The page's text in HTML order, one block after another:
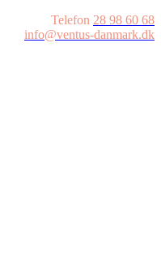
Telefon 28 98 60 68
info@ventus-danmark.dk